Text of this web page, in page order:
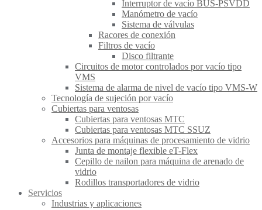
Interruptor de vacío BUS-PSVDD
Manómetro de vacío
Sistema de válvulas
Racores de conexión
Filtros de vacío
Disco filtrante
Circuitos de motor controlados por vacío tipo
VMS
Sistema de alarma de nivel de vacío tipo VMS-W
Tecnología de sujeción por vacío
Cubiertas para ventosas
Cubiertas para ventosas MTC
Cubiertas para ventosas MTC SSUZ
Accesorios para máquinas de procesamiento de vidrio
Junta de montaje flexible eT-Flex
Cepillo de nailon para máquina de arenado de
vidrio
Rodillos transportadores de vidrio
Servicios
Industrias y aplicaciones